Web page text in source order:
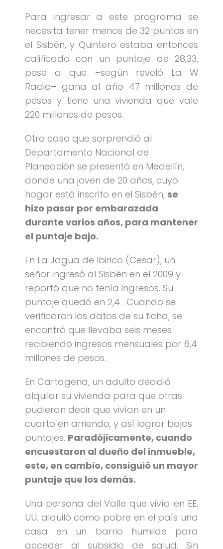
Para ingresar a este programa se
necesita tener menos de 32 puntos en
el Sisbén, y Quintero estaba entonces
calificado con un puntaje de 28,33,
pese a que –según reveló La W
Radio– gana al año 47 millones de
pesos y tiene una vivienda que vale
220 millones de pesos.
Otro caso que sorprendió al
Departamento Nacional de
Planeación se presentó en Medellín,
donde una joven de 20 años, cuyo
hogar está inscrito en el Sisbén, se
hizo pasar por embarazada
durante varios años, para mantener
el puntaje bajo.
En La Jagua de Ibirico (Cesar), un
señor ingresó al Sisbén en el 2009 y
reportó que no tenía ingresos. Su
puntaje quedó en 2,4 . Cuando se
verificaron los datos de su ficha, se
encontró que llevaba seis meses
recibiendo ingresos mensuales por 6,4
millones de pesos.
En Cartagena, un adulto decidió
alquilar su vivienda para que otras
pudieran decir que vivían en un
cuarto en arriendo, y así lograr bajos
puntajes. Paradójicamente, cuando
encuestaron al dueño del inmueble,
este, en cambio, consiguió un mayor
puntaje que los demás.
Una persona del Valle que vivía en EE.
UU. alquiló como pobre en el país una
casa en un barrio humilde para
acceder al subsidio de salud. Sin